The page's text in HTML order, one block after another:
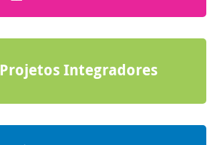
Projetos Integradores